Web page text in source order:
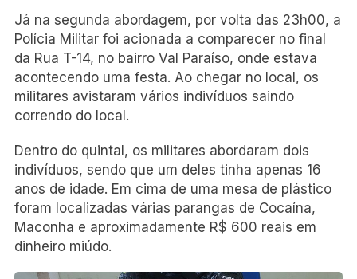
Já na segunda abordagem, por volta das 23h00, a
Polícia Militar foi acionada a comparecer no final
da Rua T-14, no bairro Val Paraíso, onde estava
acontecendo uma festa. Ao chegar no local, os
militares avistaram vários indivíduos saindo
correndo do local.
Dentro do quintal, os militares abordaram dois
indivíduos, sendo que um deles tinha apenas 16
anos de idade. Em cima de uma mesa de plástico
foram localizadas várias parangas de Cocaína,
Maconha e aproximadamente R$ 600 reais em
dinheiro miúdo.